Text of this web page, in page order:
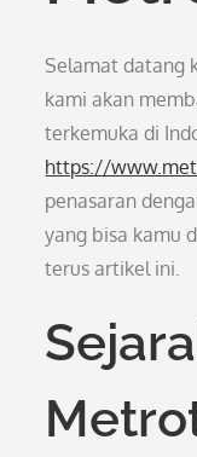
Selamat datang
kami akan
terkemuka di
https://
penasaran
yang bisa kamu
terus artikel ini.